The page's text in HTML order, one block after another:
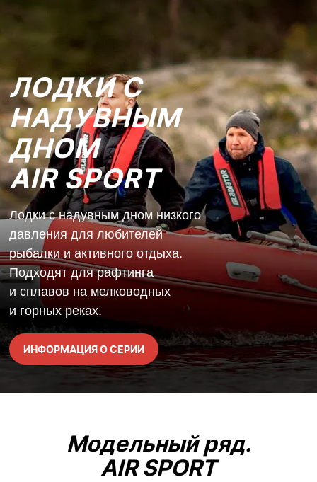
ЛОДКИ С
НАДУВНЫМ
ДНОМ
AIR SPORT
Лодки с надувным дном низкого
давления для любителей
рыбалки и активного отдыха.
Подходят для рафтинга
и сплавов на мелководных
и горных реках.
ИНФОРМАЦИЯ О СЕРИИ
Модельный ряд.
AIR SPORT